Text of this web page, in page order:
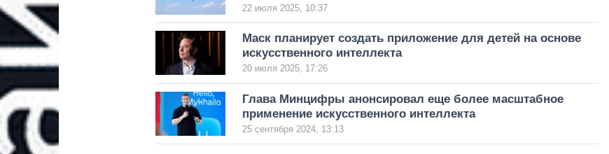
22 июля 2025, 10:37
Маск планирует создать приложение для детей на основе
искусственного интеллекта
20 июля 2025, 17:26
Глава Минцифры анонсировал еще более масштабное
применение искусственного интеллекта
25 сентября 2024, 13:13